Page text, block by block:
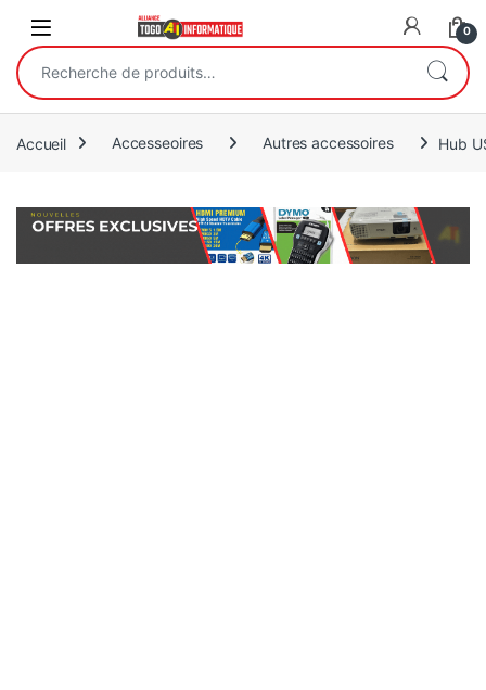
Open 0
Recherche pour :
Accueil Accesseoires Autres accessoires Hub